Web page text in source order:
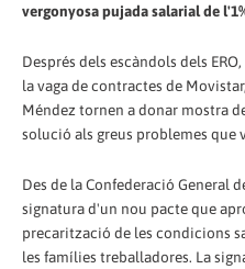
vergonyosa pujada salarial de
Després dels escàndols dels
la vaga de contractes de
Méndez tornen a donar mostra
solució als greus problemes que
Des de la Confederació General
signatura d'un nou pacte que
precarització de les condicions
les famílies treballadores. La